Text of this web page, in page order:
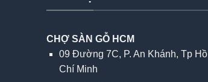
CHỢ SÀN GỖ HCM
09 Đường 7C, P. An Khánh, Tp Hồ
Chí Minh